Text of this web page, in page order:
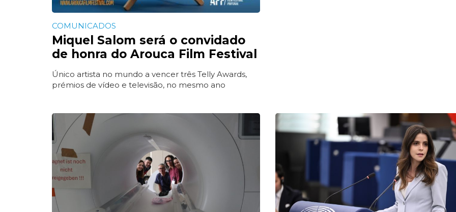
COMUNICADOS
Miquel Salom será o convidado
de honra do Arouca Film Festival
Único artista no mundo a vencer três Telly Awards,
prémios de vídeo e televisão, no mesmo ano